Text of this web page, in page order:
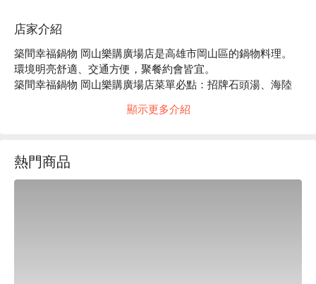
店家介紹
築間幸福鍋物 岡山樂購廣場店是高雄市岡山區的鍋物料理。
環境明亮舒適、交通方便，聚餐約會皆宜。
築間幸福鍋物 岡山樂購廣場店菜單必點：招牌石頭湯、海陸
築間幸福鍋物 岡山樂購廣場店推薦：餐點選擇豐富，價格親
顯示更多介紹
熱門商品